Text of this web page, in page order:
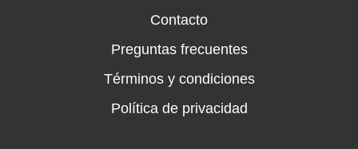
Contacto
Preguntas frecuentes
Términos y condiciones
Política de privacidad